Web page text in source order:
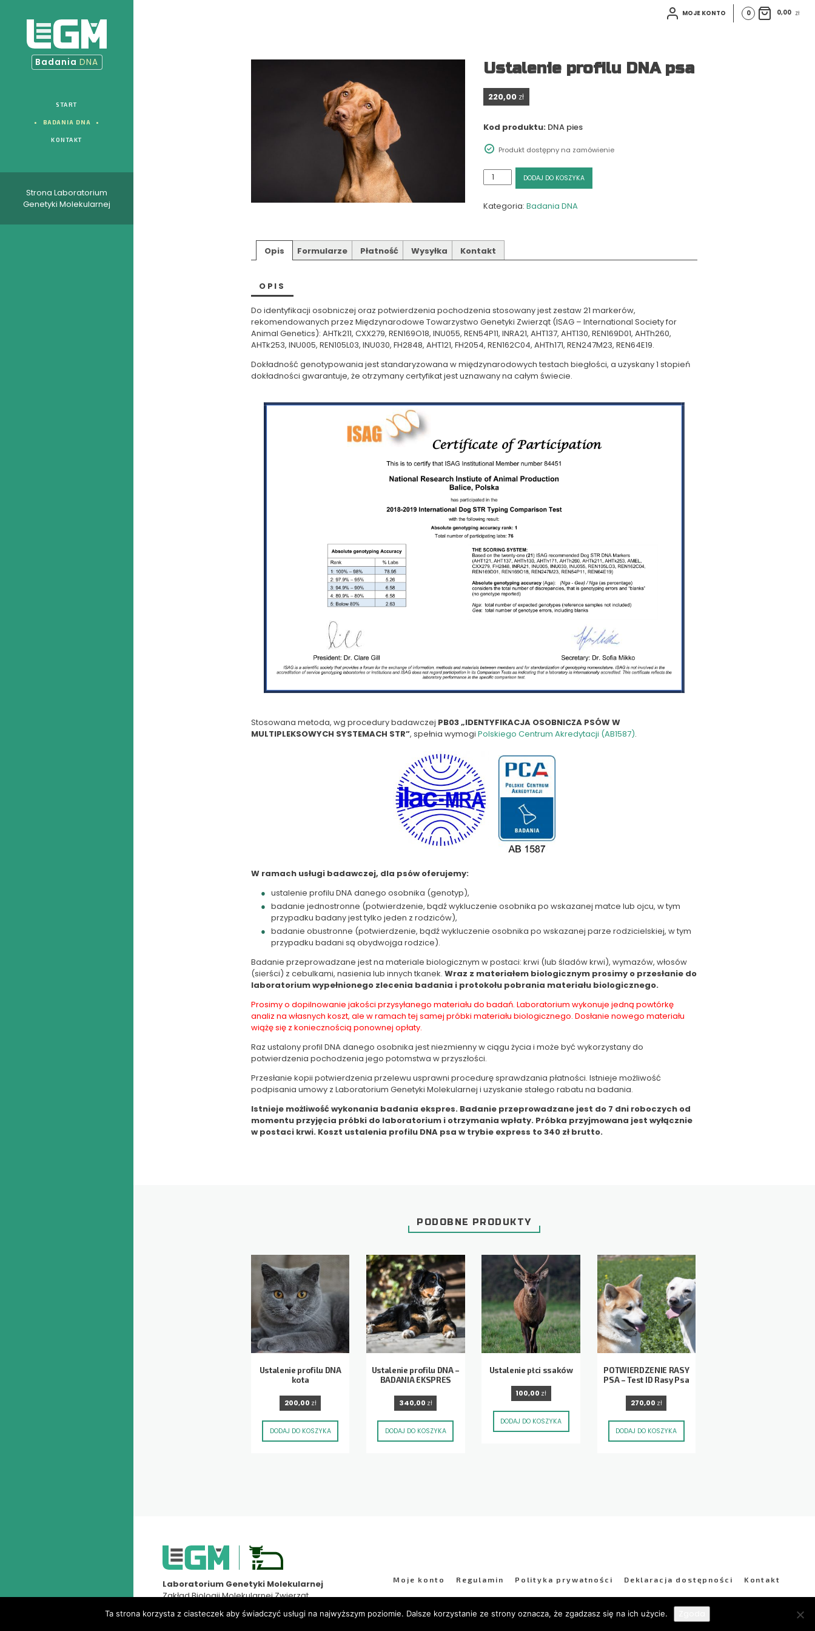
BadaniaDNA
START
BADANIA DNA
KONTAKT
Strona Laboratorium
Genetyki Molekularnej
MOJE KONTO 0 0,00 zł
Ustalenie profilu DNA psa
220,00 zł
Kod produktu:DNA pies
Produkt dostępny na zamówienie
ilość
Ustalenie
DNA
DODAJ DO KOSZYKA
Kategoria: Badania DNA
Opis Formularze Płatność Wysyłka Kontakt
OPIS
Do identyfikacji osobniczej oraz potwierdzenia pochodzenia stosowany jest zestaw 21 markerów,
rekomendowanych przez Międzynarodowe Towarzystwo Genetyki Zwierząt (ISAG – International Society for
Animal Genetics): AHTk211, CXX279, REN169O18, INU055, REN54P11, INRA21, AHT137, AHT130, REN169D01, AHTh260,
AHTk253, INU005, REN105L03, INU030, FH2848, AHT121, FH2054, REN162C04, AHTh171, REN247M23, REN64E19.
Dokładność genotypowania jest standaryzowana w międzynarodowych testach biegłości, a uzyskany 1 stopień
dokładności gwarantuje, że otrzymany certyfikat jest uznawany na całym świecie.
Stosowana metoda, wg procedury badawczej PB03 „IDENTYFIKACJA OSOBNICZA PSÓW W
MULTIPLEKSOWYCH SYSTEMACH STR”, spełnia wymogi Polskiego Centrum Akredytacji (AB1587).
W ramach usługi badawczej, dla psów oferujemy:
ustalenie profilu DNA danego osobnika (genotyp),
badanie jednostronne (potwierdzenie, bądź wykluczenie osobnika po wskazanej matce lub ojcu, w tym
przypadku badany jest tylko jeden z rodziców),
badanie obustronne (potwierdzenie, bądź wykluczenie osobnika po wskazanej parze rodzicielskiej, w tym
przypadku badani są obydwojga rodzice).
Badanie przeprowadzane jest na materiale biologicznym w postaci: krwi (lub śladów krwi), wymazów, włosów
(sierści) z cebulkami, nasienia lub innych tkanek. Wraz z materiałem biologicznym prosimy o przesłanie do
laboratorium wypełnionego zlecenia badania i protokołu pobrania materiału biologicznego.
Prosimy o dopilnowanie jakości przysyłanego materiału do badań. Laboratorium wykonuje jedną powtórkę
analiz na własnych koszt, ale w ramach tej samej próbki materiału biologicznego. Dosłanie nowego materiału
wiążę się z koniecznością ponownej opłaty.
Raz ustalony profil DNA danego osobnika jest niezmienny w ciągu życia i może być wykorzystany do
potwierdzenia pochodzenia jego potomstwa w przyszłości.
Przesłanie kopii potwierdzenia przelewu usprawni procedurę sprawdzania płatności. Istnieje możliwość
podpisania umowy z Laboratorium Genetyki Molekularnej i uzyskanie stałego rabatu na badania.
Istnieje możliwość wykonania badania ekspres. Badanie przeprowadzane jest do 7 dni roboczych od
momentu przyjęcia próbki do laboratorium i otrzymania wpłaty. Próbka przyjmowana jest wyłącznie
w postaci krwi. Koszt ustalenia profilu DNA psa w trybie express to 340 zł brutto.
PODOBNE PRODUKTY
Ustalenie profilu DNA
kota
200,00 zł
DODAJ DO KOSZYKA
Ustalenie profilu DNA –
BADANIA EKSPRES
340,00 zł
DODAJ DO KOSZYKA
Ustalenie płci ssaków
100,00 zł
DODAJ DO KOSZYKA
POTWIERDZENIE RASY
PSA – Test ID Rasy Psa
270,00 zł
DODAJ DO KOSZYKA
Laboratorium Genetyki Molekularnej
Zakład Biologii Molekularnej Zwierząt
Instytut Zootechniki PIB
Moje konto Regulamin Polityka prywatności Deklaracja dostępności Kontakt
Ta strona korzysta z ciasteczek aby świadczyć usługi na najwyższym poziomie. Dalsze korzystanie ze strony oznacza, że zgadzasz się na ich użycie.